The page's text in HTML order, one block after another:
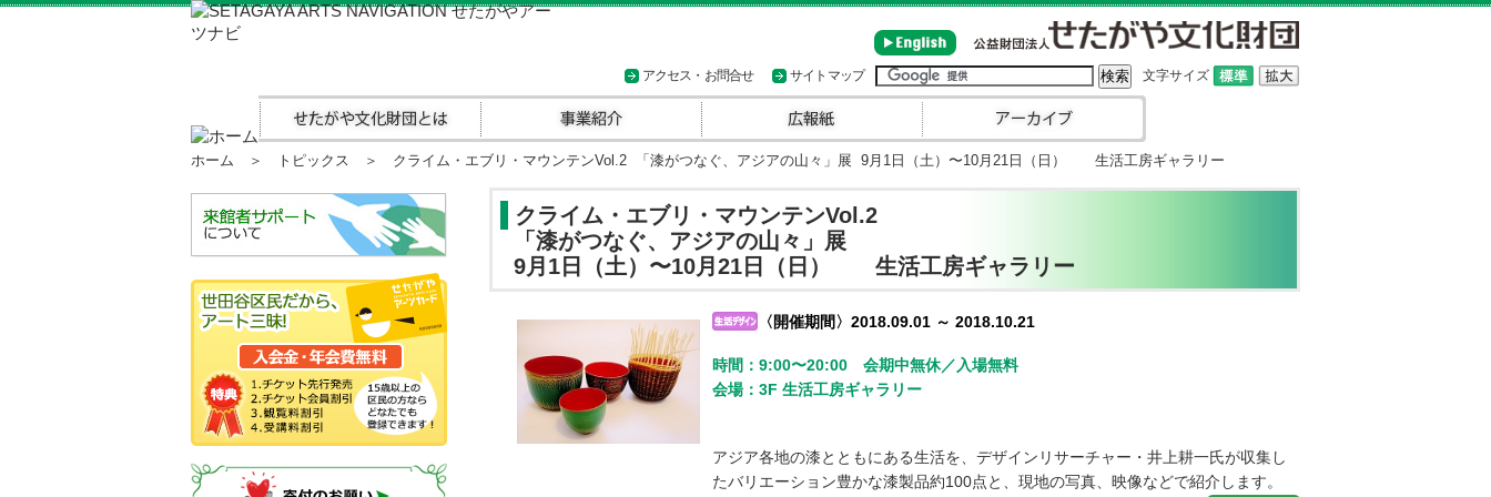
文字サイズ
アクセス・お問合せ サイトマップ
ホーム ＞ トピックス ＞ クライム・エブリ・マウンテンVol.2 「漆がつなぐ、アジアの山々」展 9月1日（土）〜10月21日（日） 生活工房ギャラリー
クライム・エブリ・マウンテンVol.2
「漆がつなぐ、アジアの山々」展
9月1日（土）〜10月21日（日） 生活工房ギャラリー
〈開催期間〉2018.09.01 ～ 2018.10.21
時間：9:00〜20:00 会期中無休／入場無料
会場：3F 生活工房ギャラリー
アジア各地の漆とともにある生活を、デザインリサーチャー・井上耕一氏が収集し
たバリエーション豊かな漆製品約100点と、現地の写真、映像などで紹介します。